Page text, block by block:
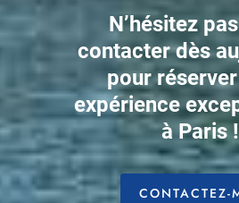
N’hésitez
contacter dès
pour
expérience
à Paris !
CONTACTEZ-